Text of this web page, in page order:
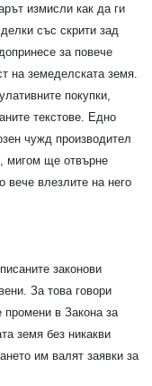
измисли как да ги
със скрити зад
за повече
на земеделската земя.
покупки,
текстове. Едно
чужд производител
мигом ще отвърне
вече влезлите на него
законови
За това говори
промени в Закона за
земя без никакви
им валят заявки за